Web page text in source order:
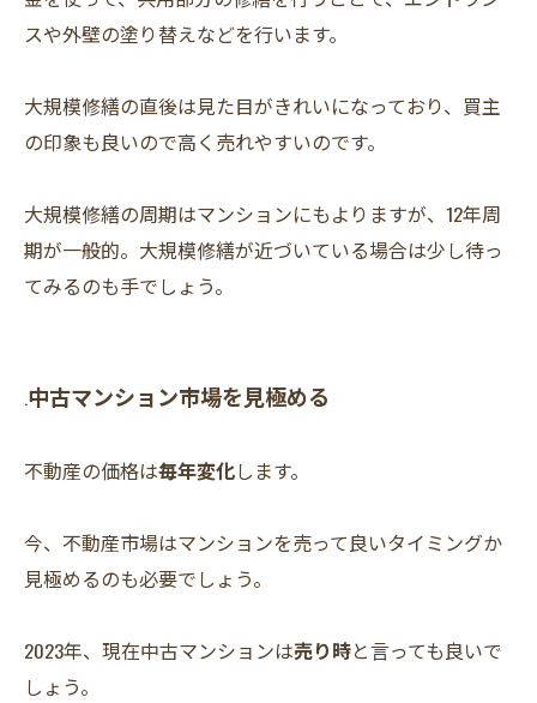
スや外壁の塗り替えなどを行います。
大規模修繕の直後は見た目がきれいになっており、買主
の印象も良いので高く売れやすいのです。
大規模修繕の周期はマンションにもよりますが、12年周
期が一般的。大規模修繕が近づいている場合は少し待っ
てみるのも手でしょう。
.中古マンション市場を見極める
不動産の価格は毎年変化します。
今、不動産市場はマンションを売って良いタイミングか
見極めるのも必要でしょう。
2023年、現在中古マンションは売り時と言っても良いで
しょう。